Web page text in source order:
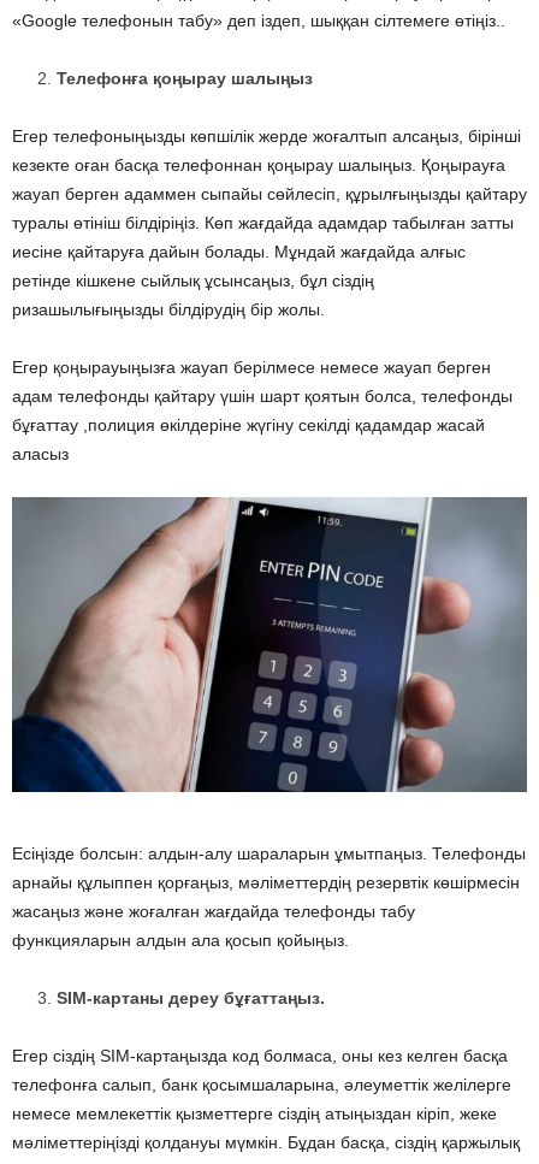
«Google телефонын табу» деп іздеп, шыққан сілтемеге өтіңіз..
Телефонға қоңырау шалыңыз
Егер телефоныңызды көпшілік жерде жоғалтып алсаңыз, бірінші
кезекте оған басқа телефоннан қоңырау шалыңыз. Қоңырауға
жауап берген адаммен сыпайы сөйлесіп, құрылғыңызды қайтару
туралы өтініш білдіріңіз. Көп жағдайда адамдар табылған затты
иесіне қайтаруға дайын болады. Мұндай жағдайда алғыс
ретінде кішкене сыйлық ұсынсаңыз, бұл сіздің
ризашылығыңызды білдірудің бір жолы.
Егер қоңырауыңызға жауап берілмесе немесе жауап берген
адам телефонды қайтару үшін шарт қоятын болса, телефонды
бұғаттау ,полиция өкілдеріне жүгіну секілді қадамдар жасай
аласыз
Есіңізде болсын: алдын-алу шараларын ұмытпаңыз. Телефонды
арнайы құлыппен қорғаңыз, мәліметтердің резервтік көшірмесін
жасаңыз және жоғалған жағдайда телефонды табу
функцияларын алдын ала қосып қойыңыз.
SIM-картаны дереу бұғаттаңыз.
Егер сіздің SIM-картаңызда код болмаса, оны кез келген басқа
телефонға салып, банк қосымшаларына, әлеуметтік желілерге
немесе мемлекеттік қызметтерге сіздің атыңыздан кіріп, жеке
мәліметтеріңізді қолдануы мүмкін. Бұдан басқа, сіздің қаржылық